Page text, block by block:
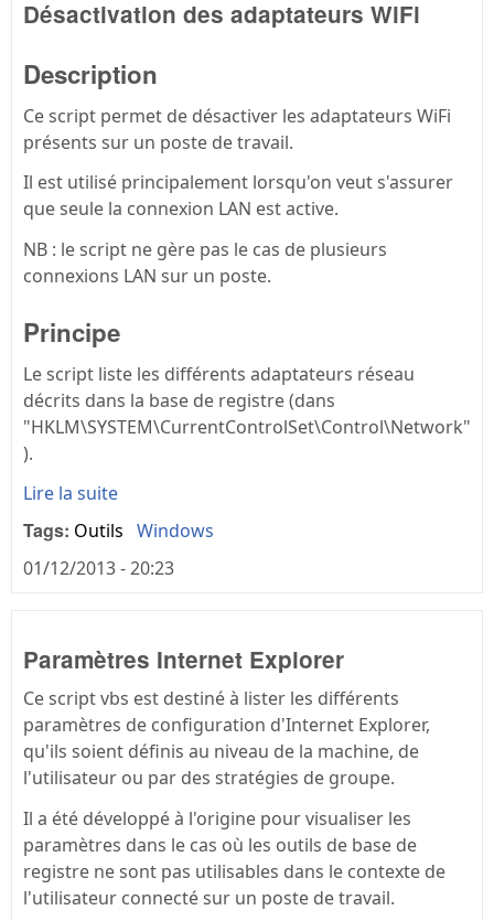
Désactivation des adaptateurs WiFi
Description
Ce script permet de désactiver les adaptateurs WiFi
présents sur un poste de travail.
Il est utilisé principalement lorsqu'on veut s'assurer
que seule la connexion LAN est active.
NB : le script ne gère pas le cas de plusieurs
connexions LAN sur un poste.
Principe
Le script liste les différents adaptateurs réseau
décrits dans la base de registre (dans
"HKLM\SYSTEM\CurrentControlSet\Control\Network"
).
Lire la suite
Tags: Outils Windows
01/12/2013 - 20:23
Paramètres Internet Explorer
Ce script vbs est destiné à lister les différents
paramètres de configuration d'Internet Explorer,
qu'ils soient définis au niveau de la machine, de
l'utilisateur ou par des stratégies de groupe.
Il a été développé à l'origine pour visualiser les
paramètres dans le cas où les outils de base de
registre ne sont pas utilisables dans le contexte de
l'utilisateur connecté sur un poste de travail.